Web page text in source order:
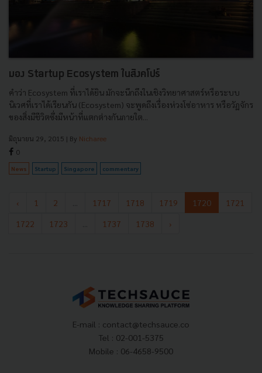
มอง Startup Ecosystem ในสิงคโปร์
คำว่า Ecosystem ที่เราได้ยิน มักจะนึกถึงในเชิงวิทยาศาสตร์หรือระบบ
นิเวศที่เราได้เรียนกัน (Ecosystem) จะพูดถึงเรื่องห่วงโซ่อาหาร หรือวัฏจักร
ของสิ่งมีชีวิตซึ่งมีหน้าที่แตกต่างกันภายใต...
มิถุนายน 29, 2015 | By Nicharee
0
News Startup Singapore commentary
‹ 1 2 1717 1718 1719 1720
1721
1722
1723 1737 1738 ›
E-mail : contact@techsauce.co
Tel : 02-001-5375
Mobile : 06-4658-9500